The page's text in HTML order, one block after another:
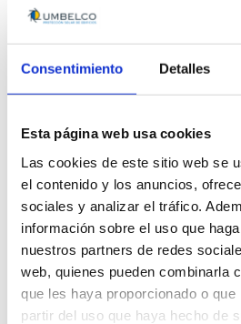
Consentimiento Detalles
Esta página web usa cookies
Las cookies de este sitio web se
el contenido y los anuncios,
sociales y analizar el tráfico.
información sobre el uso que
nuestros partners de redes
web, quienes pueden combinarla
que les haya proporcionado o que
partir del uso que haya hecho de
web. Recordaros que no
información, estamos a
disposición a través de
correo
contacto con nuestros
zona.
Otro tipo de información